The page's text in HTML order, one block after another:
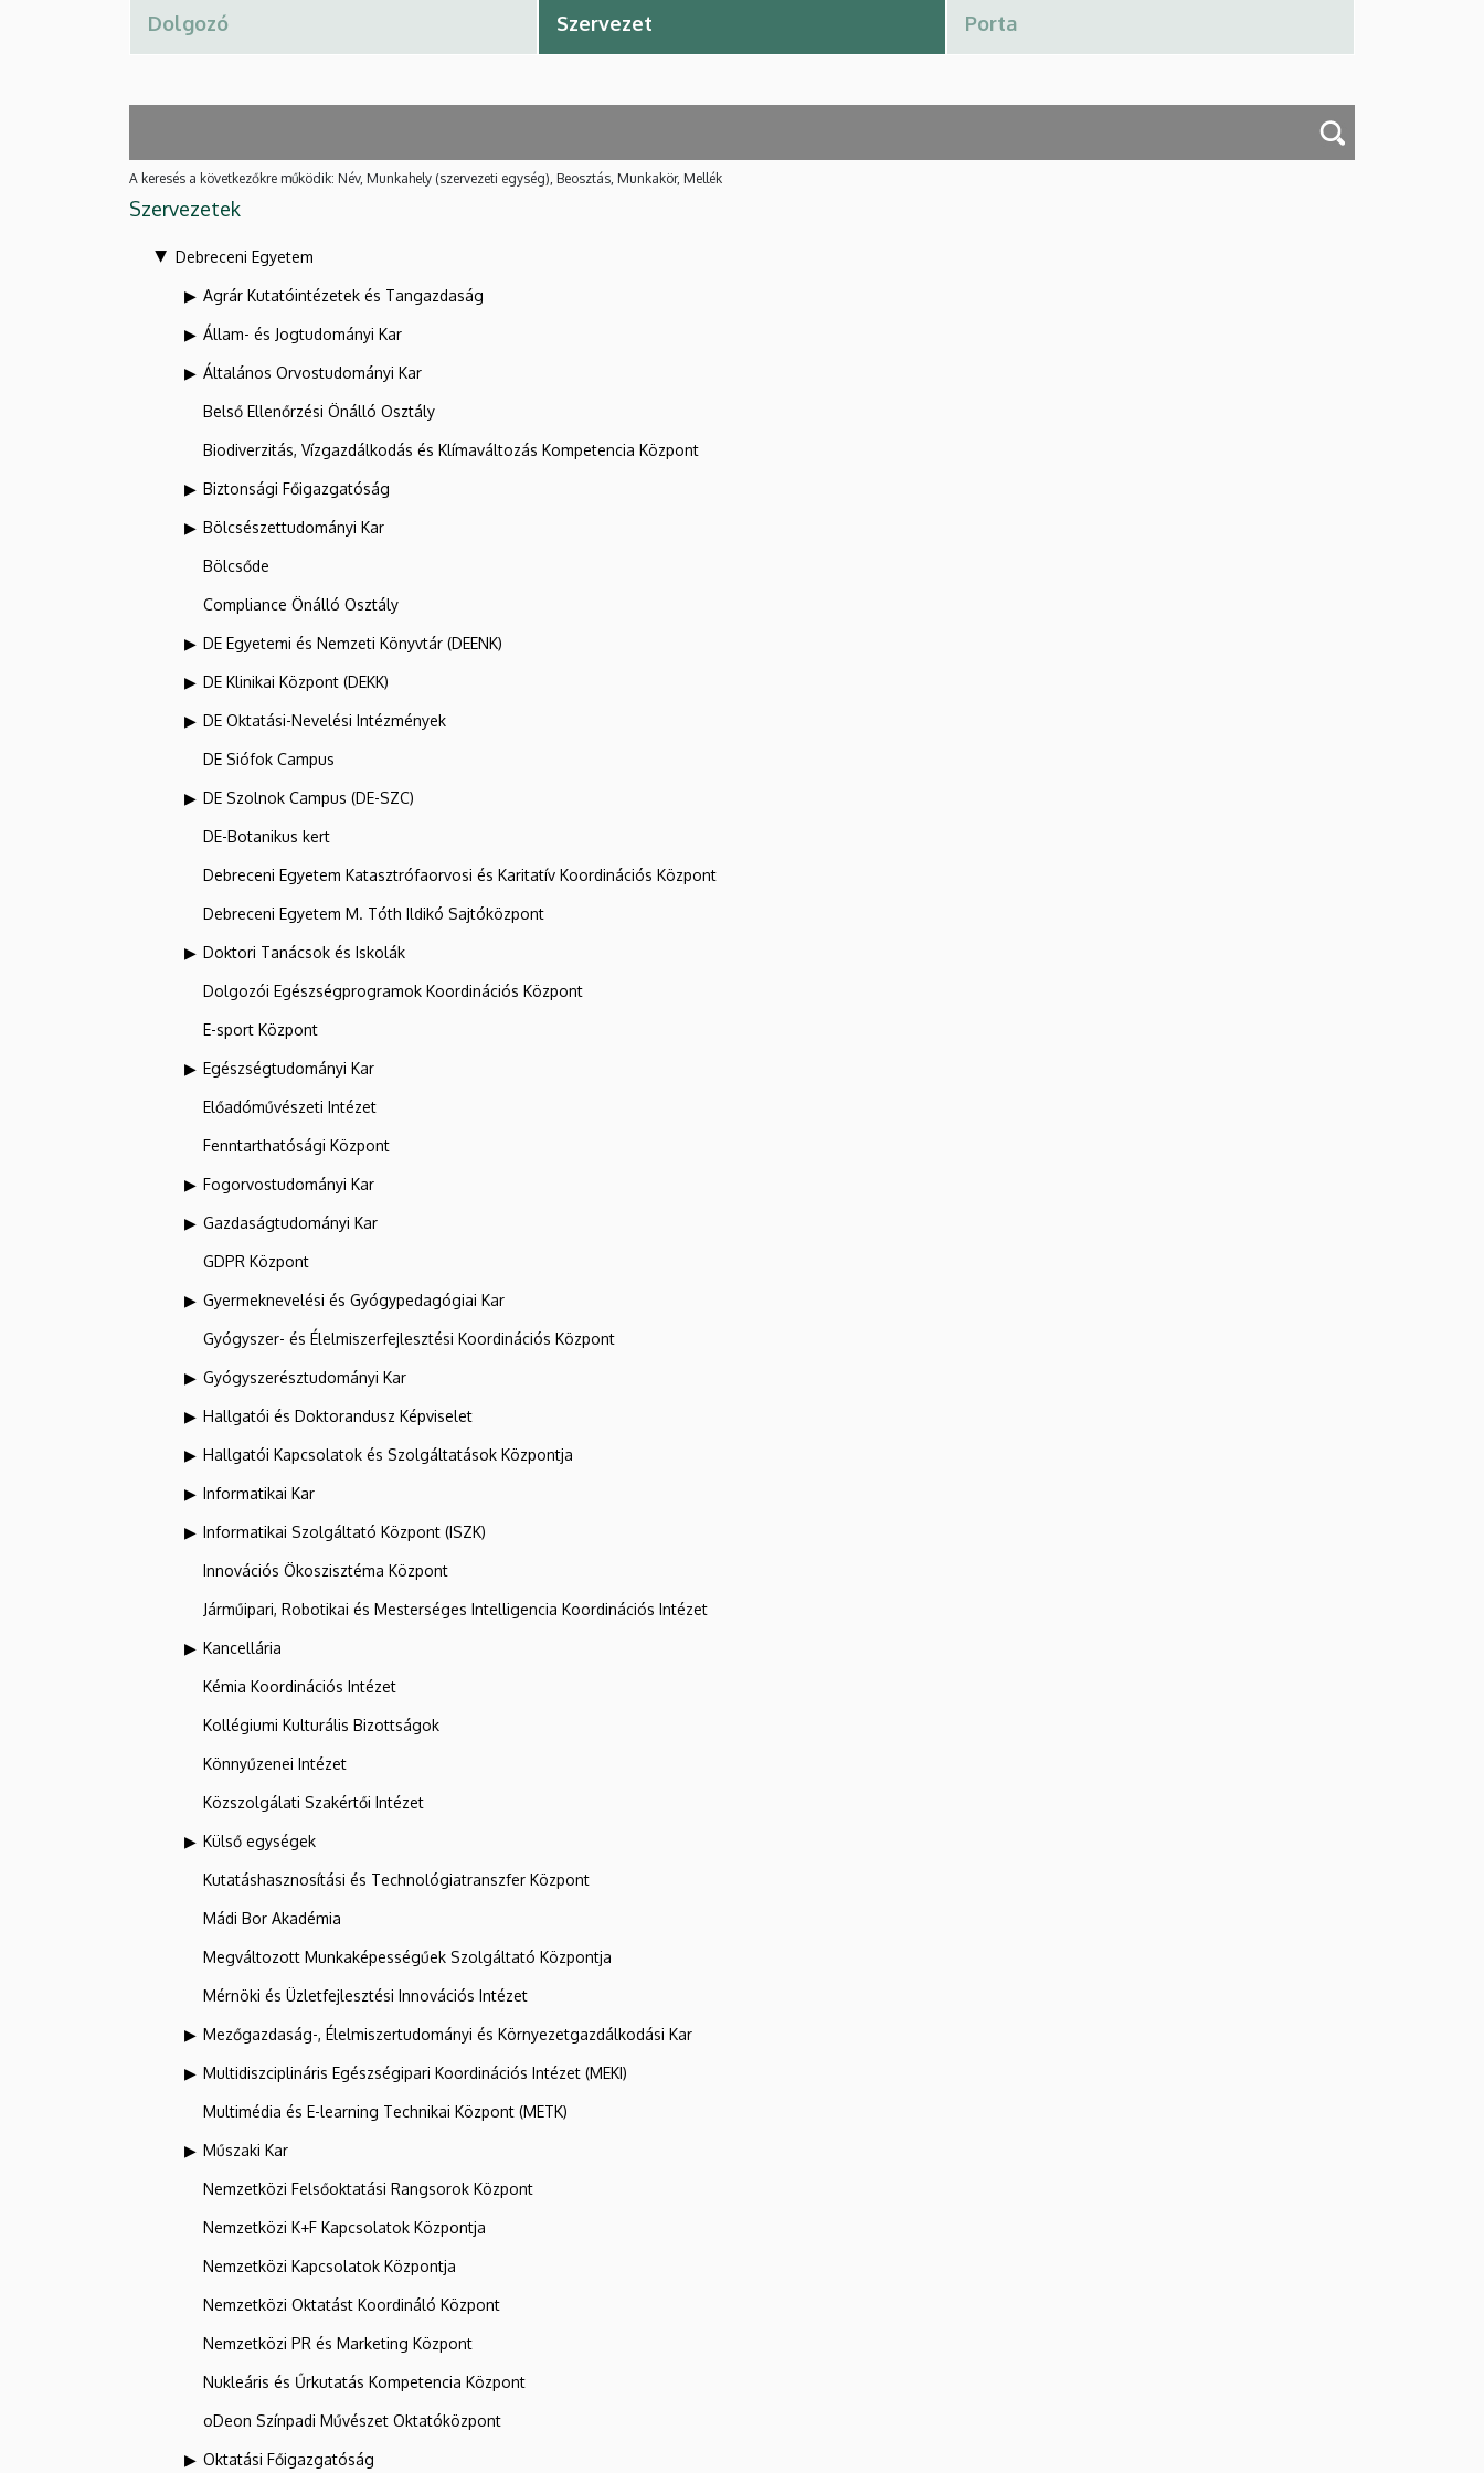
A keresés a következőkre működik: Név, Munkahely (szervezeti egység), Beosztás, Munkakör, Mellék
Szervezetek
Debreceni Egyetem
Agrár Kutatóintézetek és Tangazdaság
Állam- és Jogtudományi Kar
Általános Orvostudományi Kar
Belső Ellenőrzési Önálló Osztály
Biodiverzitás, Vízgazdálkodás és Klímaváltozás Kompetencia Központ
Biztonsági Főigazgatóság
Bölcsészettudományi Kar
Bölcsőde
Compliance Önálló Osztály
DE Egyetemi és Nemzeti Könyvtár (DEENK)
DE Klinikai Központ (DEKK)
DE Oktatási-Nevelési Intézmények
DE Siófok Campus
DE Szolnok Campus (DE-SZC)
DE-Botanikus kert
Debreceni Egyetem Katasztrófaorvosi és Karitatív Koordinációs Központ
Debreceni Egyetem M. Tóth Ildikó Sajtóközpont
Doktori Tanácsok és Iskolák
Dolgozói Egészségprogramok Koordinációs Központ
E-sport Központ
Egészségtudományi Kar
Előadóművészeti Intézet
Fenntarthatósági Központ
Fogorvostudományi Kar
Gazdaságtudományi Kar
GDPR Központ
Gyermeknevelési és Gyógypedagógiai Kar
Gyógyszer- és Élelmiszerfejlesztési Koordinációs Központ
Gyógyszerésztudományi Kar
Hallgatói és Doktorandusz Képviselet
Hallgatói Kapcsolatok és Szolgáltatások Központja
Informatikai Kar
Informatikai Szolgáltató Központ (ISZK)
Innovációs Ökoszisztéma Központ
Járműipari, Robotikai és Mesterséges Intelligencia Koordinációs Intézet
Kancellária
Kémia Koordinációs Intézet
Kollégiumi Kulturális Bizottságok
Könnyűzenei Intézet
Közszolgálati Szakértői Intézet
Külső egységek
Kutatáshasznosítási és Technológiatranszfer Központ
Mádi Bor Akadémia
Megváltozott Munkaképességűek Szolgáltató Központja
Mérnöki és Üzletfejlesztési Innovációs Intézet
Mezőgazdaság-, Élelmiszertudományi és Környezetgazdálkodási Kar
Multidiszciplináris Egészségipari Koordinációs Intézet (MEKI)
Multimédia és E-learning Technikai Központ (METK)
Műszaki Kar
Nemzetközi Felsőoktatási Rangsorok Központ
Nemzetközi K+F Kapcsolatok Központja
Nemzetközi Kapcsolatok Központja
Nemzetközi Oktatást Koordináló Központ
Nemzetközi PR és Marketing Központ
Nukleáris és Űrkutatás Kompetencia Központ
oDeon Színpadi Művészet Oktatóközpont
Oktatási Főigazgatóság